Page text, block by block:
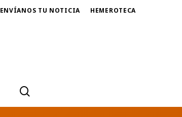
ENVÍANOS TU NOTICIA HEMEROTECA